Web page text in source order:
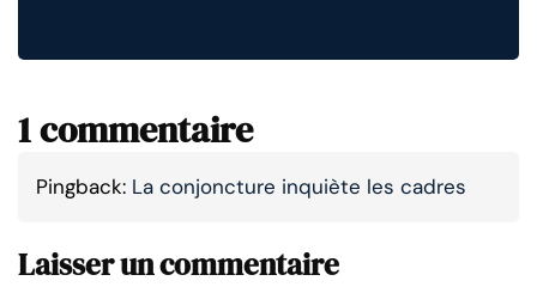
1 commentaire
Pingback: La conjoncture inquiète les cadres
Laisser un commentaire